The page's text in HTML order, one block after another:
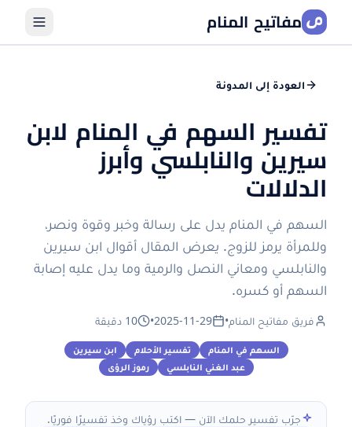
مفاتيح المنام
العودة إلى المدونة
تفسير السهم في المنام لابن
سيرين والنابلسي وأبرز
الدلالات
السهم في المنام يدل على رسالة وخبر وقوة ونصر،
وللمرأة يرمز للزوج. يعرض المقال أقوال ابن سيرين
والنابلسي ومعاني النصل والرمية وما يدل عليه إصابة
السهم أو كسره.
فريق مفاتيح المنام•
2025-11-29
• 10 دقيقة
السهم في المنام تفسير الأحلام
ابن سيرين
عبد الغني النابلسي
رموز الرؤى
جرّب تفسير حلمك الآن — اكتب رؤياك وخذ تفسيرًا فوريًا.